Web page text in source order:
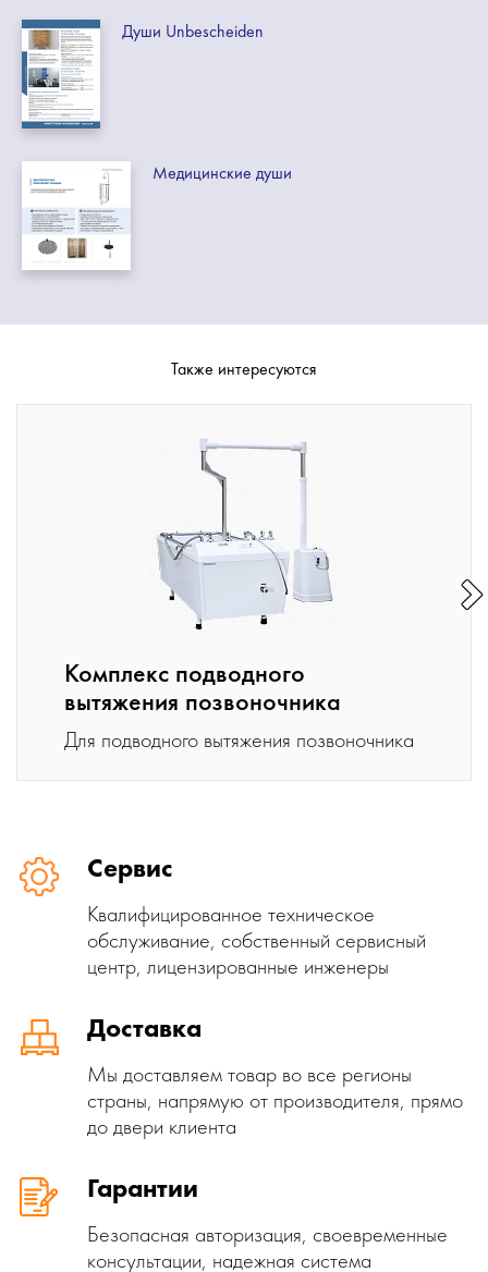
Души Unbescheiden
Медицинские души
Также интересуются
Комплекс подводного
вытяжения позвоночника
Для подводного вытяжения позвоночника
Сервис
Квалифицированное техническое
обслуживание, собственный сервисный
центр, лицензированные инженеры
Доставка
Мы доставляем товар во все регионы
страны, напрямую от производителя, прямо
до двери клиента
Гарантии
Безопасная авторизация, своевременные
консультации, надежная система